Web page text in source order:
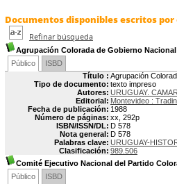
Documentos disponibles escritos
Refinar búsqueda
Agrupación Colorada de Gobierno Nacional
Público
ISBD
Título : Agrupación
Tipo de documento: texto impreso
Autores: URUGUAY.
Editorial: Montevideo :
Fecha de publicación: 1988
Número de páginas: xx, 292p
ISBN/ISSN/DL: D 578
Nota general: D 578
Palabras clave: URUGUAY-
Clasificación: 989.506
Comité Ejecutivo Nacional del Partido
Público
ISBD